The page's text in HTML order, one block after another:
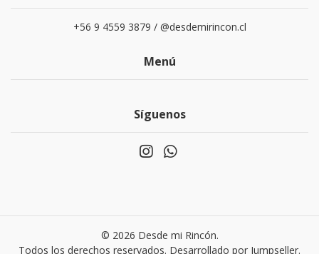
+56 9 4559 3879 / @desdemirincon.cl
Menú
Síguenos
© 2026 Desde mi Rincón.
Todos los derechos reservados. Desarrollado por Jumpseller.